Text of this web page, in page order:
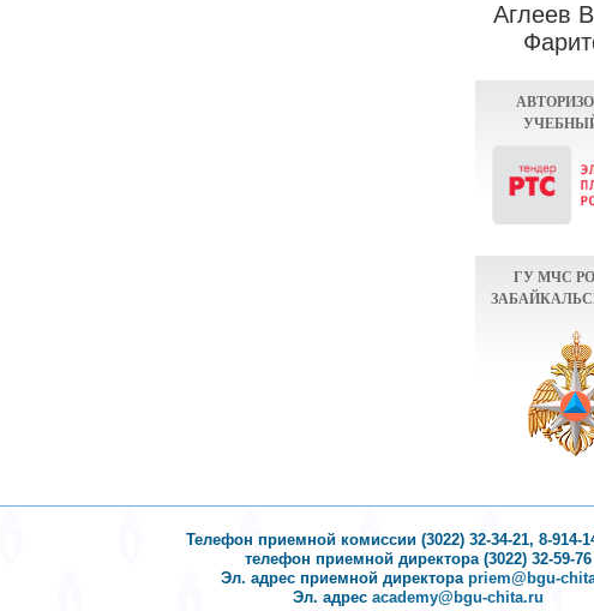
Аглеев
ГУ МЧС
Телефон приемной комиссии (3022) 32-34-21, 8-914-
телефон приемной директора (3022) 32-59-76
Эл. адрес приемной директора priem@bgu-
Эл. адрес academy@bgu-chita.ru